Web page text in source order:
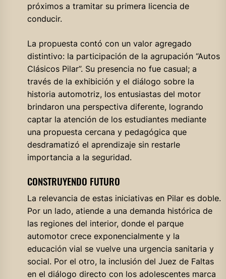
próximos a tramitar su primera licencia de
conducir.
La propuesta contó con un valor agregado
distintivo: la participación de la agrupación “Autos
Clásicos Pilar”. Su presencia no fue casual; a
través de la exhibición y el diálogo sobre la
historia automotriz, los entusiastas del motor
brindaron una perspectiva diferente, logrando
captar la atención de los estudiantes mediante
una propuesta cercana y pedagógica que
desdramatizó el aprendizaje sin restarle
importancia a la seguridad.
CONSTRUYENDO FUTURO
La relevancia de estas iniciativas en Pilar es doble.
Por un lado, atiende a una demanda histórica de
las regiones del interior, donde el parque
automotor crece exponencialmente y la
educación vial se vuelve una urgencia sanitaria y
social. Por el otro, la inclusión del Juez de Faltas
en el diálogo directo con los adolescentes marca